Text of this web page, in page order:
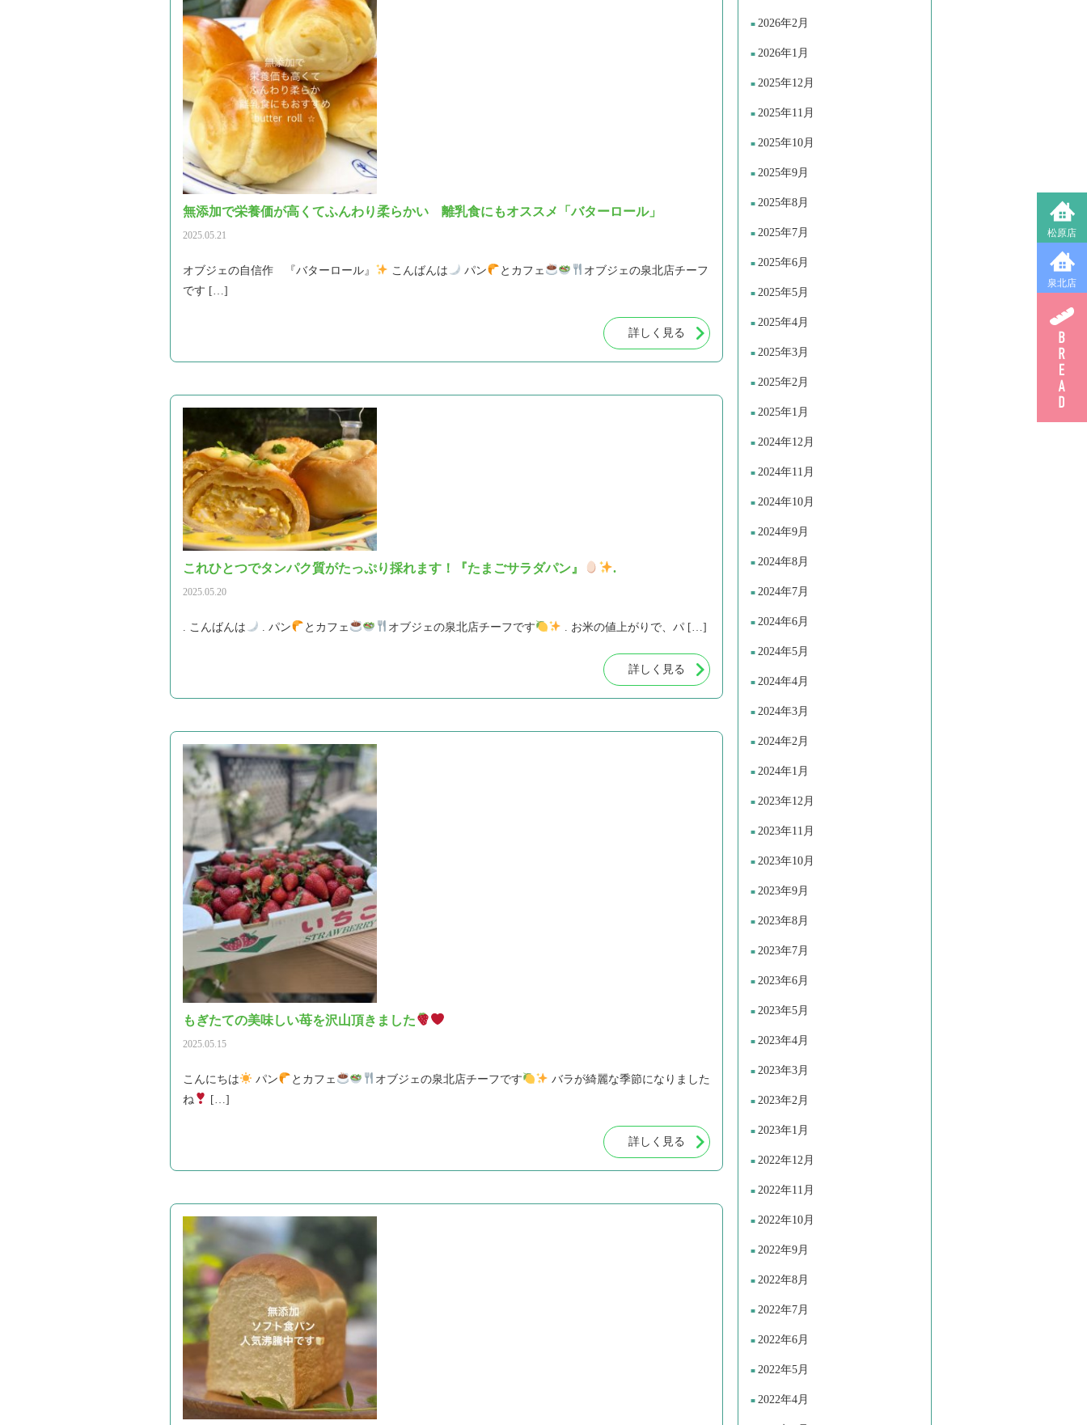
松原店
泉北店
無添加で栄養価が高くてふんわり柔らかい 離乳食にもオススメ「バターロール」
2025.05.21
オブジェの自信作 『バターロール』 こんばんは パン とカフェ
オブジェの泉北店チーフ
です […]
詳しく見る
これひとつでタンパク質がたっぷり採れます！『たまごサラダパン』 .
2025.05.20
. こんばんは . パン とカフェ オブジェの泉北店チーフです . お米の値上がりで、パ […]
詳しく見る
もぎたての美味しい苺を沢山頂きました
2025.05.15
こんにちは パン とカフェ オブジェの泉北店チーフです
バラが綺麗な季節になりました
ね
[…]
詳しく見る
2026年2月
2026年1月
2025年12月
2025年11月
2025年10月
2025年9月
2025年8月
2025年7月
2025年6月
2025年5月
2025年4月
2025年3月
2025年2月
2025年1月
2024年12月
2024年11月
2024年10月
2024年9月
2024年8月
2024年7月
2024年6月
2024年5月
2024年4月
2024年3月
2024年2月
2024年1月
2023年12月
2023年11月
2023年10月
2023年9月
2023年8月
2023年7月
2023年6月
2023年5月
2023年4月
2023年3月
2023年2月
2023年1月
2022年12月
2022年11月
2022年10月
2022年9月
2022年8月
2022年7月
2022年6月
2022年5月
2022年4月